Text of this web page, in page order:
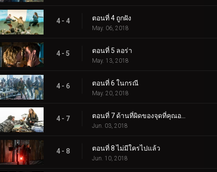
4 - 4 ตอนที่ 4 ถูกฝัง
May. 06, 2018
4 - 5 ตอนที่ 5 ลอร่า
May. 13, 2018
4 - 6 ตอนที่ 6 ในกรณี
May. 20, 2018
4 - 7
Jun. 03, 2018
4 - 8 ตอนที่ 8 ไม่มีใครไปแล้ว
Jun. 10, 2018